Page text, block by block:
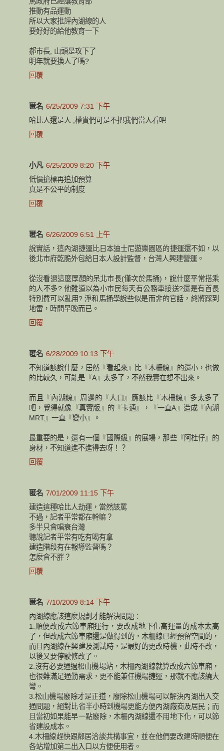
推動有品運動
所以大家批評內湖線的人
要好好的給他教育一下
郝市長, 山頭是攻下了
明年就要換人了嗎?
回覆
匿名 6/25/2009 7:31 下午
哈比人還是人 ,權貴們可是不把我們當人看吧
回覆
小凡 6/25/2009 8:20 下午
低價搶標再追加預算
真是不公平的制度
回覆
匿名 6/26/2009 6:51 上午
說實話，這內湖捷運比日本迪士尼遊樂園區的捷運還不如，以
後北市府乾脆外包給日本人設計監督，台灣人興建營運。
從沒看過這麼厚顏的呆北市長(僅次於馬捅)，說什麼平常搭乘
的人不多? 他難道以為小市民每天有公務車接送?還是有首長
特別費可以亂用? 淨和馬捅學說些似是而非的官話，終將踩到
地雷，時間早晚而已。
回覆
匿名 6/28/2009 10:13 下午
不知道該說什麼，居然『看起來』比『木柵線』的還小，也做
的比較久，可能是『A』太多了，不然我實在想不出來。
而且『內湖線』周邊的『人口』應該比『木柵線』多太多了
吧，覺得就像『真實版』的『卡通』，『一直A』造成『內湖
MRT』一直『變小』。
最重要的是，還有一個『國際級』的展場，那些『阿杜仔』的
身材，不知道進不進得去呀！？
回覆
匿名 7/01/2009 11:15 下午
建造這種哈比人劫運，當然該罵
不過，記者平常都在幹嘛？
多半只會唱衰台灣
聽說記者平常有吃有喝有拿
建造階段有在報導監督嗎？
怎麼會不胖？
回覆
匿名 7/10/2009 8:14 下午
內湖線應該這麼規劃才能解決問題：
1.順便改成六節車廂運行，要改成地下化高運量的成本太高
了，但改成六節車廂還是做得到的，木柵線已經預留空間的，
而且內湖線在興建及測試時，是最好的更改時機，此時不改，
以後又要停駛修改了。
2.沒有必要通過松山機場站，木柵內湖線就算改成六節車廂，
也很難滿足通勤需求，更不能兼任機場捷運，那就不應該繞大
彎。
3.松山機場廢除才是正道，廢除松山機場可以解決內湖出入交
通問題，絕對比省半小時到機場更能方便內湖廠商及居民；而
且當初如果能早一點廢除，木柵內湖線還不用地下化，可以節
省建設成本。
4.木柵線趕快跟鄰居洽談共構事宜，並在他們要改建時順便在
各站增加第二出入口以方便使用者。